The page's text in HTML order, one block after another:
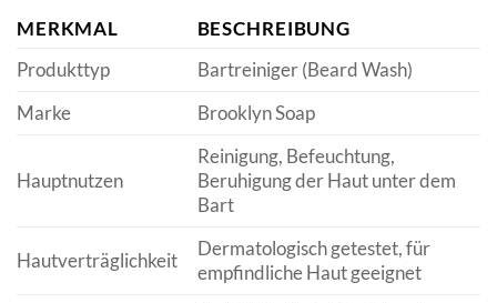
MERKMAL
BESCHREIBUNG
Produkttyp
Bartreiniger (Beard Wash)
Marke
Brooklyn Soap
Hauptnutzen
Reinigung, Befeuchtung,
Beruhigung der Haut unter dem
Bart
Hautverträglichkeit
Dermatologisch getestet, für
empfindliche Haut geeignet